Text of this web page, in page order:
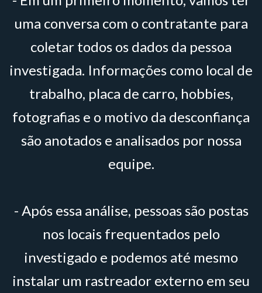
uma conversa com o contratante para
coletar todos os dados da pessoa
investigada. Informações como local de
trabalho, placa de carro, hobbies,
fotografias e o motivo da desconfiança
são anotados e analisados por nossa
equipe.
- Após essa análise, pessoas são postas
nos locais frequentados pelo
investigado e podemos até mesmo
instalar um rastreador externo em seu